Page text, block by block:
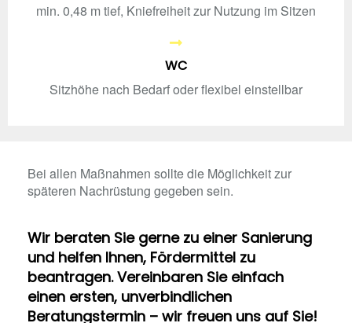
min. 0,48 m tief, Kniefreiheit zur Nutzung im Sitzen
WC
Sitzhöhe nach Bedarf oder flexibel einstellbar
Bei allen Maßnahmen sollte die Möglichkeit zur
späteren Nachrüstung gegeben sein.
Wir beraten Sie gerne zu einer Sanierung
und helfen Ihnen, Fördermittel zu
beantragen. Vereinbaren Sie einfach
einen ersten, unverbindlichen
Beratungstermin – wir freuen uns auf Sie!